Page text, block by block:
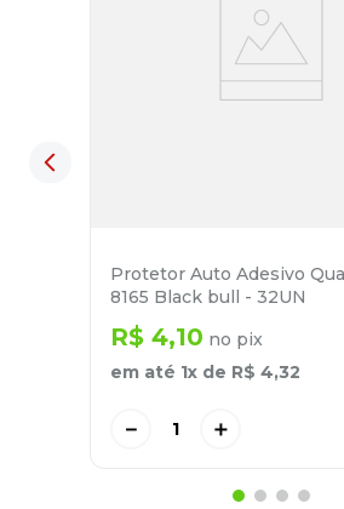
Protetor Auto Adesivo
8165 Black bull - 32UN
R$ 4,10 no pix
em até 1x de R$ 4,32
＋
－